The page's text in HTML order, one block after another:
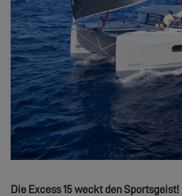
Die Excess 15 weckt den Sportsgeist!